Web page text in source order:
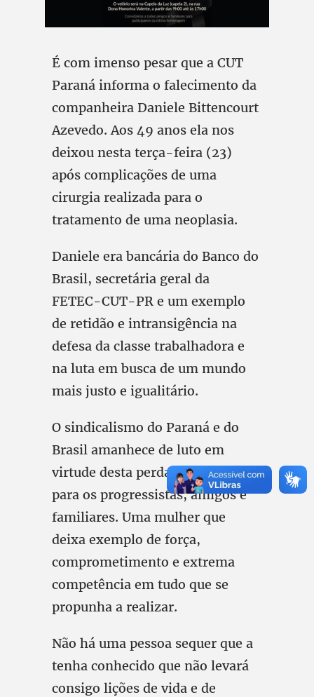
É com imenso pesar que a CUT
Paraná informa o falecimento da
companheira Daniele Bittencourt
Azevedo. Aos 49 anos ela nos
deixou nesta terça-feira (23)
após complicações de uma
cirurgia realizada para o
tratamento de uma neoplasia.
Daniele era bancária do Banco do
Brasil, secretária geral da
FETEC-CUT-PR e um exemplo
de retidão e intransigência na
defesa da classe trabalhadora e
na luta em busca de um mundo
mais justo e igualitário.
O sindicalismo do Paraná e do
Brasil amanhece de luto em
virtude desta perda irreparável
para os progressistas, amigos e
familiares. Uma mulher que
deixa exemplo de força,
comprometimento e extrema
competência em tudo que se
propunha a realizar.
Não há uma pessoa sequer que a
tenha conhecido que não levará
consigo lições de vida e de